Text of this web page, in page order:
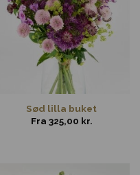
Sød lilla buket
Fra 325,00 kr.